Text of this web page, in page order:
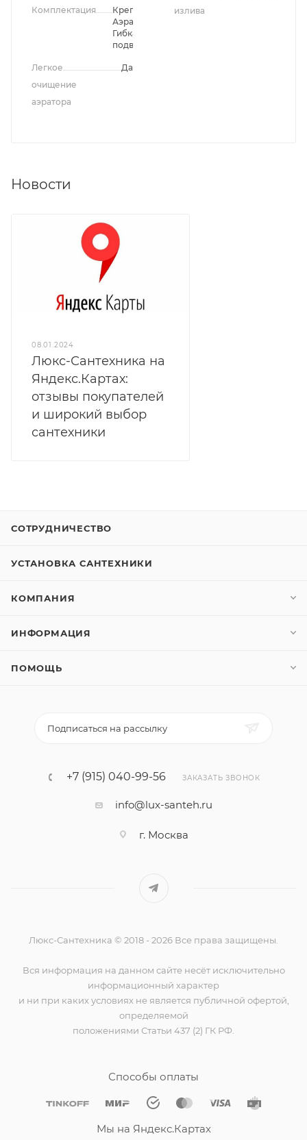
Комплектация
Крепление,
Аэратор,
Гибкая
подводка
Легкое
очищение
аэратора
Да
излива
Новости
08.01.2024
Люкс-Сантехника на
Яндекс.Картах:
отзывы покупателей
и широкий выбор
сантехники
СОТРУДНИЧЕСТВО
УСТАНОВКА САНТЕХНИКИ
КОМПАНИЯ
ИНФОРМАЦИЯ
ПОМОЩЬ
Подписаться на рассылку
+7 (915) 040-99-56 ЗАКАЗАТЬ ЗВОНОК
info@lux-santeh.ru
г. Москва
Люкс-Сантехника © 2018 - 2026 Все права защищены.
Вся информация на данном сайте несёт исключительно
информационный характер
и ни при каких условиях не является публичной офертой,
определяемой
положениями Статьи 437 (2) ГК РФ.
Способы оплаты
Мы на Яндекс.Картах